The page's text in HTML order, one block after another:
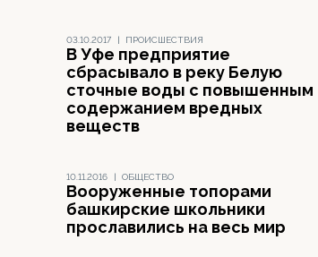
03.10.2017 | ПРОИСШЕСТВИЯ
В Уфе предприятие
сбрасывало в реку Белую
сточные воды с повышенным
содержанием вредных
веществ
10.11.2016 | ОБЩЕСТВО
Вооруженные топорами
башкирские школьники
прославились на весь мир